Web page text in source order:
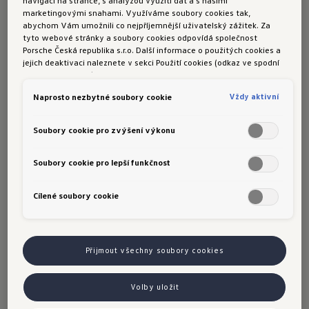
Odolávají zátěži:Špičkové výkony při
rychlosti a zatížení např. těžkým přívěsem
nebo velkým množstvím cestovních
zavazadel.
Šetří náklady:Chrání komponenty karoserie
Od nájezdu cca 60 000 km nechte pravidelně
provádět kontrolu svých tlumičů, např. při
výměně kol. Váš vůz tak bude mít optimální
marketingovými snahami. Využíváme soubory cookies tak,
abychom Vám umožnili co nejpříjemnější uživatelský zážitek. Za
tyto webové stránky a soubory cookies odpovídá společnost
Porsche Česká republika s.r.o. Další informace o použitých cookies a
jejich deaktivaci naleznete v sekci Použití cookies (odkaz ve spodní
části této stránky).
Naprosto nezbytné soubory cookie Vždy aktivní
Soubory cookie pro zvýšení výkonu
Soubory cookie pro lepší funkčnost
Cílené soubory cookie
Přijmout všechny soubory cookies
Volby uložit